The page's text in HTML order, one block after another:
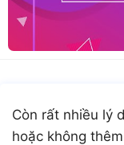
Còn rất nhiều lý
hoặc không